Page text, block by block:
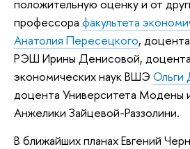
положительную оценку и от
профессора факультета
Анатолия Пересецкого,
РЭШ Ирины Денисовой, доцента
экономических наук ВШЭ Ольги
доцента Университета Модены
Анжелики Зайцевой-Раззолини.
В ближайших планах Евгений